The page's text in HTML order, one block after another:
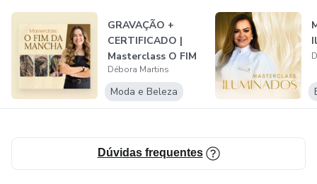
GRAVAÇÃO +
CERTIFICADO |
Masterclass O FIM
DA MANCHA
Débora Martins
Moda e Beleza
Dúvidas frequentes